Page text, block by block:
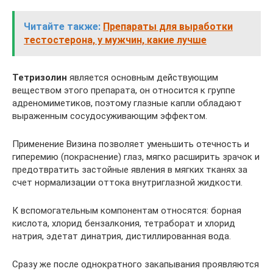
Читайте также: Препараты для выработки
тестостерона, у мужчин, какие лучше
Тетризолин является основным действующим
веществом этого препарата, он относится к группе
адреномиметиков, поэтому глазные капли обладают
выраженным сосудосуживающим эффектом.
Применение Визина позволяет уменьшить отечность и
гиперемию (покраснение) глаз, мягко расширить зрачок и
предотвратить застойные явления в мягких тканях за
счет нормализации оттока внутриглазной жидкости.
К вспомогательным компонентам относятся: борная
кислота, хлорид бензалкония, тетраборат и хлорид
натрия, эдетат динатрия, дистиллированная вода.
Сразу же после однократного закапывания проявляются